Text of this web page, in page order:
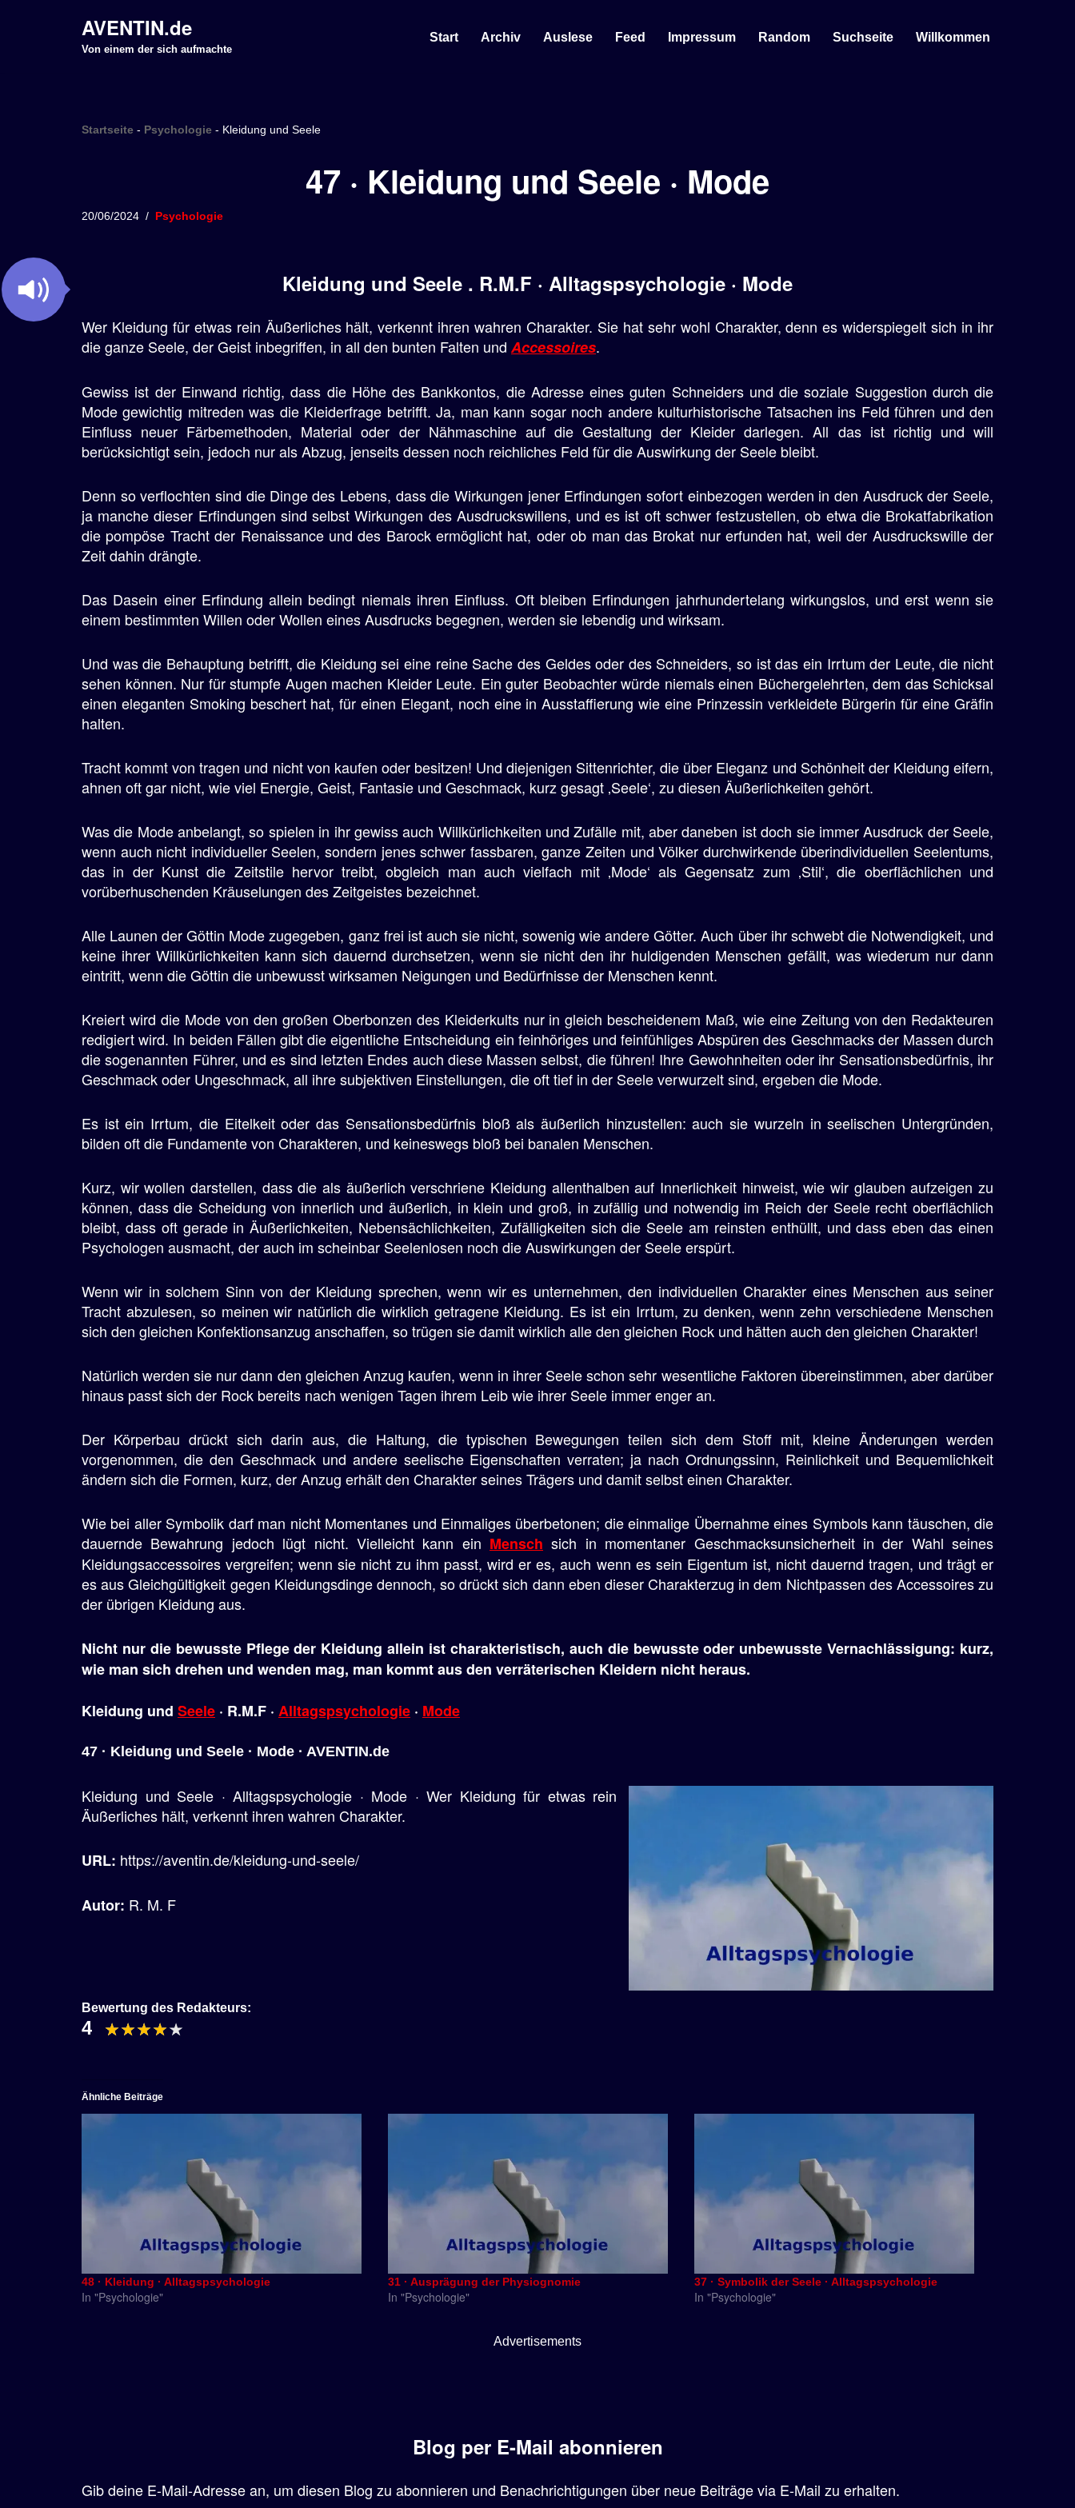
p
AVENTIN.de
Von einem der sich aufmachte
Start Archiv Auslese Feed Impressum Random Suchseite Willkommen
Startseite - Psychologie - Kleidung und Seele
47 · Kleidung und Seele · Mode
20/06/2024 Psychologie
Kleidung und Seele . R.M.F · Alltagspsychologie · Mode
Wer Kleidung für etwas rein Äußerliches hält, verkennt ihren wahren Charakter. Sie hat sehr wohl Charakter, denn es widerspiegelt sich in ihr
die ganze Seele, der Geist inbegriffen, in all den bunten Falten und Accessoires.
Gewiss ist der Einwand richtig, dass die Höhe des Bankkontos, die Adresse eines guten Schneiders und die soziale Suggestion durch die
Mode gewichtig mitreden was die Kleiderfrage betrifft. Ja, man kann sogar noch andere kulturhistorische Tatsachen ins Feld führen und den
Einfluss neuer Färbemethoden, Material oder der Nähmaschine auf die Gestaltung der Kleider darlegen. All das ist richtig und will
berücksichtigt sein, jedoch nur als Abzug, jenseits dessen noch reichliches Feld für die Auswirkung der Seele bleibt.
Denn so verflochten sind die Dinge des Lebens, dass die Wirkungen jener Erfindungen sofort einbezogen werden in den Ausdruck der Seele,
ja manche dieser Erfindungen sind selbst Wirkungen des Ausdruckswillens, und es ist oft schwer festzustellen, ob etwa die Brokatfabrikation
die pompöse Tracht der Renaissance und des Barock ermöglicht hat, oder ob man das Brokat nur erfunden hat, weil der Ausdruckswille der
Zeit dahin drängte.
Das Dasein einer Erfindung allein bedingt niemals ihren Einfluss. Oft bleiben Erfindungen jahrhundertelang wirkungslos, und erst wenn sie
einem bestimmten Willen oder Wollen eines Ausdrucks begegnen, werden sie lebendig und wirksam.
Und was die Behauptung betrifft, die Kleidung sei eine reine Sache des Geldes oder des Schneiders, so ist das ein Irrtum der Leute, die nicht
sehen können. Nur für stumpfe Augen machen Kleider Leute. Ein guter Beobachter würde niemals einen Büchergelehrten, dem das Schicksal
einen eleganten Smoking beschert hat, für einen Elegant, noch eine in Ausstaffierung wie eine Prinzessin verkleidete Bürgerin für eine Gräfin
halten.
Tracht kommt von tragen und nicht von kaufen oder besitzen! Und diejenigen Sittenrichter, die über Eleganz und Schönheit der Kleidung eifern,
ahnen oft gar nicht, wie viel Energie, Geist, Fantasie und Geschmack, kurz gesagt ‚Seele‘, zu diesen Äußerlichkeiten gehört.
Was die Mode anbelangt, so spielen in ihr gewiss auch Willkürlichkeiten und Zufälle mit, aber daneben ist doch sie immer Ausdruck der Seele,
wenn auch nicht individueller Seelen, sondern jenes schwer fassbaren, ganze Zeiten und Völker durchwirkende überindividuellen Seelentums,
das in der Kunst die Zeitstile hervor treibt, obgleich man auch vielfach mit ‚Mode‘ als Gegensatz zum ‚Stil‘, die oberflächlichen und
vorüberhuschenden Kräuselungen des Zeitgeistes bezeichnet.
Alle Launen der Göttin Mode zugegeben, ganz frei ist auch sie nicht, sowenig wie andere Götter. Auch über ihr schwebt die Notwendigkeit, und
keine ihrer Willkürlichkeiten kann sich dauernd durchsetzen, wenn sie nicht den ihr huldigenden Menschen gefällt, was wiederum nur dann
eintritt, wenn die Göttin die unbewusst wirksamen Neigungen und Bedürfnisse der Menschen kennt.
Kreiert wird die Mode von den großen Oberbonzen des Kleiderkults nur in gleich bescheidenem Maß, wie eine Zeitung von den Redakteuren
redigiert wird. In beiden Fällen gibt die eigentliche Entscheidung ein feinhöriges und feinfühliges Abspüren des Geschmacks der Massen durch
die sogenannten Führer, und es sind letzten Endes auch diese Massen selbst, die führen! Ihre Gewohnheiten oder ihr Sensationsbedürfnis, ihr
Geschmack oder Ungeschmack, all ihre subjektiven Einstellungen, die oft tief in der Seele verwurzelt sind, ergeben die Mode.
Es ist ein Irrtum, die Eitelkeit oder das Sensationsbedürfnis bloß als äußerlich hinzustellen: auch sie wurzeln in seelischen Untergründen,
bilden oft die Fundamente von Charakteren, und keineswegs bloß bei banalen Menschen.
Kurz, wir wollen darstellen, dass die als äußerlich verschriene Kleidung allenthalben auf Innerlichkeit hinweist, wie wir glauben aufzeigen zu
können, dass die Scheidung von innerlich und äußerlich, in klein und groß, in zufällig und notwendig im Reich der Seele recht oberflächlich
bleibt, dass oft gerade in Äußerlichkeiten, Nebensächlichkeiten, Zufälligkeiten sich die Seele am reinsten enthüllt, und dass eben das einen
Psychologen ausmacht, der auch im scheinbar Seelenlosen noch die Auswirkungen der Seele erspürt.
Wenn wir in solchem Sinn von der Kleidung sprechen, wenn wir es unternehmen, den individuellen Charakter eines Menschen aus seiner
Tracht abzulesen, so meinen wir natürlich die wirklich getragene Kleidung. Es ist ein Irrtum, zu denken, wenn zehn verschiedene Menschen
sich den gleichen Konfektionsanzug anschaffen, so trügen sie damit wirklich alle den gleichen Rock und hätten auch den gleichen Charakter!
Natürlich werden sie nur dann den gleichen Anzug kaufen, wenn in ihrer Seele schon sehr wesentliche Faktoren übereinstimmen, aber darüber
hinaus passt sich der Rock bereits nach wenigen Tagen ihrem Leib wie ihrer Seele immer enger an.
Der Körperbau drückt sich darin aus, die Haltung, die typischen Bewegungen teilen sich dem Stoff mit, kleine Änderungen werden
vorgenommen, die den Geschmack und andere seelische Eigenschaften verraten; ja nach Ordnungssinn, Reinlichkeit und Bequemlichkeit
ändern sich die Formen, kurz, der Anzug erhält den Charakter seines Trägers und damit selbst einen Charakter.
Wie bei aller Symbolik darf man nicht Momentanes und Einmaliges überbetonen; die einmalige Übernahme eines Symbols kann täuschen, die
dauernde Bewahrung jedoch lügt nicht. Vielleicht kann ein Mensch sich in momentaner Geschmacksunsicherheit in der Wahl seines
Kleidungsaccessoires vergreifen; wenn sie nicht zu ihm passt, wird er es, auch wenn es sein Eigentum ist, nicht dauernd tragen, und trägt er
es aus Gleichgültigkeit gegen Kleidungsdinge dennoch, so drückt sich dann eben dieser Charakterzug in dem Nichtpassen des Accessoires zu
der übrigen Kleidung aus.
Nicht nur die bewusste Pflege der Kleidung allein ist charakteristisch, auch die bewusste oder unbewusste Vernachlässigung: kurz,
wie man sich drehen und wenden mag, man kommt aus den verräterischen Kleidern nicht heraus.
Kleidung und Seele · R.M.F · Alltagspsychologie · Mode
47 · Kleidung und Seele · Mode · AVENTIN.de
Kleidung und Seele · Alltagspsychologie · Mode · Wer Kleidung für etwas rein
Äußerliches hält, verkennt ihren wahren Charakter.
URL: https://aventin.de/kleidung-und-seele/
Autor: R. M. F
Bewertung des Redakteurs:
4
Ähnliche Beiträge
48 · Kleidung · Alltagspsychologie
In "Psychologie"
31 · Ausprägung der Physiognomie
In "Psychologie"
37 · Symbolik der Seele · Alltagspsychologie
In "Psychologie"
Advertisements
Blog per E-Mail abonnieren
Gib deine E-Mail-Adresse an, um diesen Blog zu abonnieren und Benachrichtigungen über neue Beiträge via E-Mail zu erhalten.